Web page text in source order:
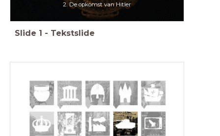
2. De opkomst van Hitler
Slide 1 - Tekstslide